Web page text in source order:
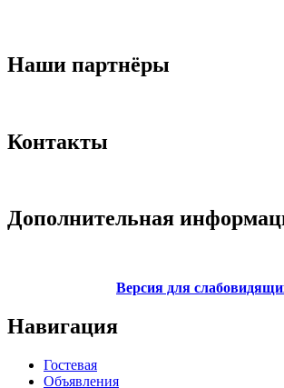
Наши партнёры
Контакты
Дополнительная
Версия для
Навигация
Гостевая
Объявления